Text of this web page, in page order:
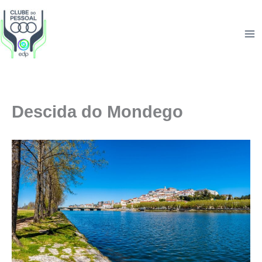
to
content
Descida do Mondego